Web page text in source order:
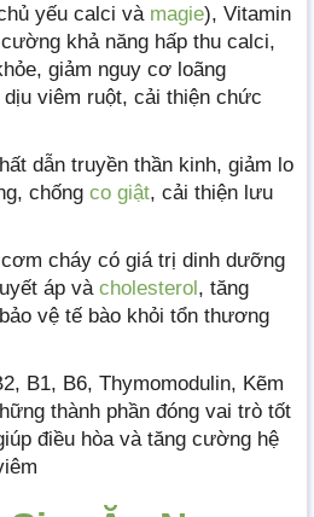
yếu calci và magie), Vitamin
khả năng hấp thu calci,
giảm nguy cơ loãng
viêm ruột, cải thiện chức
dẫn truyền thần kinh, giảm lo
chống co giật, cải thiện lưu
cháy có giá trị dinh dưỡng
áp và cholesterol, tăng
vệ tế bào khỏi tổn thương
B1, B6, Thymomodulin, Kẽm
thành phần đóng vai trò tốt
điều hòa và tăng cường hệ